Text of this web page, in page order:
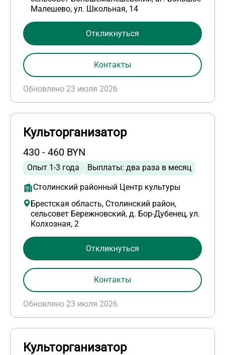
Малешево, ул. Школьная, 14
Обновлено 23 июля 2026
Откликнуться
Контакты
Культорганизатор
430 - 460 BYN
Опыт 1-3 года Выплаты: два раза в месяц
Столинский районный Центр культуры
Брестская область, Столинский район,
сельсовет Бережновский, д. Бор-Дубенец, ул.
Колхозная, 2
Обновлено 23 июля 2026
Откликнуться
Контакты
Культорганизатор